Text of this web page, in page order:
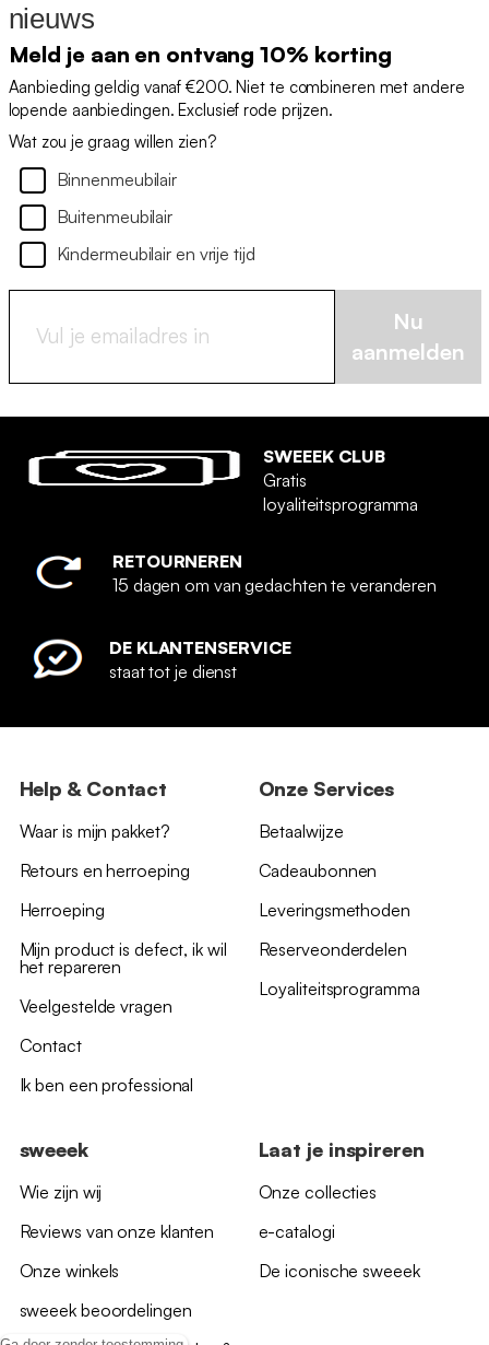
nieuws
Meld je aan en ontvang 10% korting
Aanbieding geldig vanaf €200. Niet te combineren met andere
lopende aanbiedingen. Exclusief rode prijzen.
Wat zou je graag willen zien?
Binnenmeubilair
Buitenmeubilair
Kindermeubilair en vrije tijd
Nu
aanmelden
SWEEEK CLUB
Gratis
loyaliteitsprogramma
RETOURNEREN
15 dagen om van gedachten te veranderen
DE KLANTENSERVICE
staat tot je dienst
Help & Contact
Waar is mijn pakket?
Retours en herroeping
Herroeping
Mijn product is defect, ik wil
het repareren
Veelgestelde vragen
Contact
Ik ben een professional
Onze Services
Betaalwijze
Cadeaubonnen
Leveringsmethoden
Reserveonderdelen
Loyaliteitsprogramma
sweeek
Wie zijn wij
Reviews van onze klanten
Onze winkels
sweeek beoordelingen
Laat je inspireren
Onze collecties
e-catalogi
De iconische sweeek